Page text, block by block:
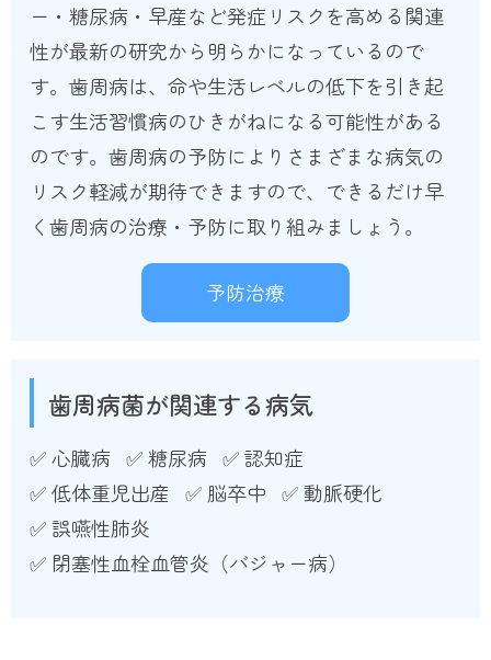
ー・糖尿病・早産など発症リスクを高める関連
性が最新の研究から明らかになっているので
す。歯周病は、命や生活レベルの低下を引き起
こす生活習慣病のひきがねになる可能性がある
のです。歯周病の予防によりさまざまな病気の
リスク軽減が期待できますので、できるだけ早
く歯周病の治療・予防に取り組みましょう。
予防治療
歯周病菌が関連する病気
✅ 心臓病 ✅ 糖尿病 ✅ 認知症
✅ 低体重児出産 ✅ 脳卒中 ✅ 動脈硬化
✅ 誤嚥性肺炎
✅ 閉塞性血栓血管炎（バジャー病）